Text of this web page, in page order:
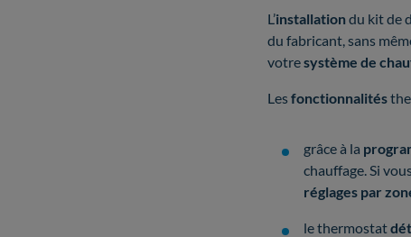
L’installationdu kit de
du fabricant, sans
votresystème de
Lesfonctionnalités
grâce à la
chauffage. Si
réglages par
le thermostat